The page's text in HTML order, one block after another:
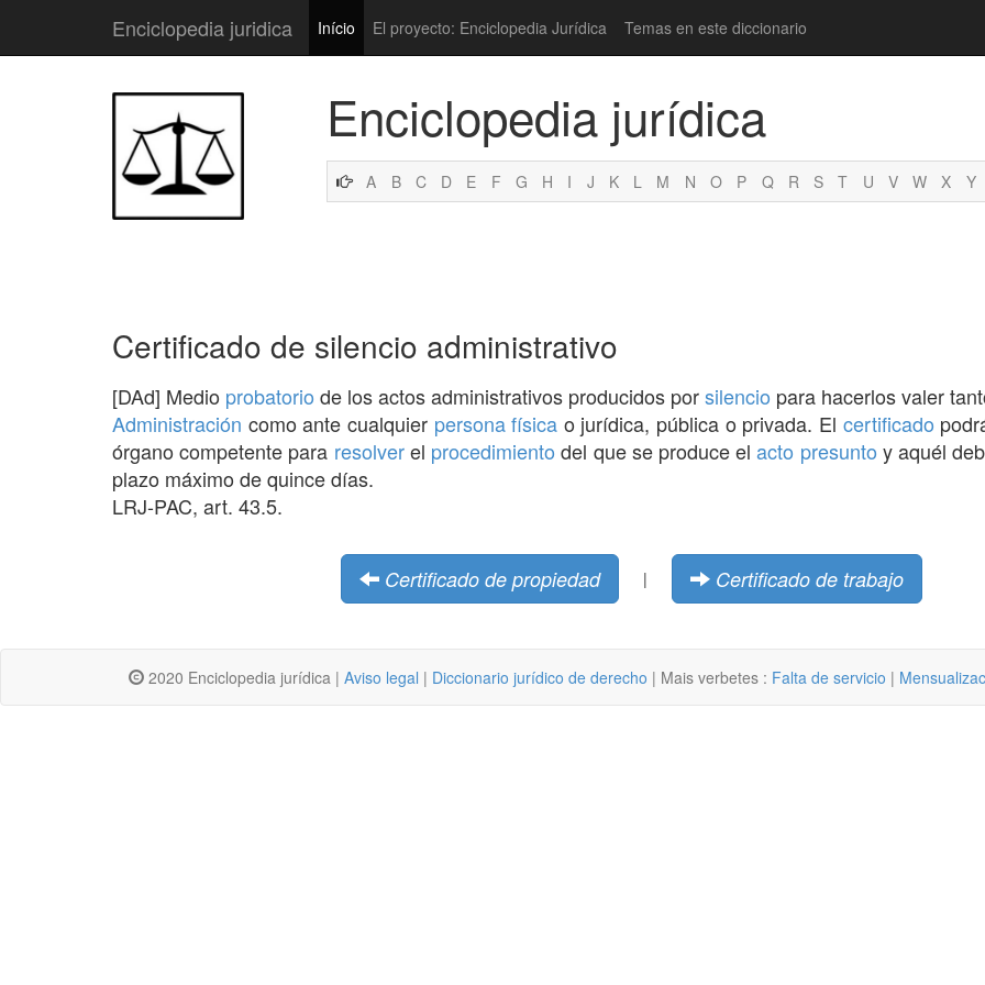
Enciclopedia juridica Início El proyecto: Enciclopedia Jurídica Temas en este diccionario
Enciclopedia jurídica
A B C D E F G H I J K L M N O P Q R S T U V W X Y
Certificado de silencio administrativo
[DAd] Medio probatorio de los actos administrativos producidos porsilencio para hacerlos valer
Administración como ante cualquier persona física o jurídica, pública o privada. El certificado
órgano competente para resolverel procedimiento del que se produce elacto presunto y aquél
plazo máximo de quince días.
LRJ-PAC, art. 43.5.
Certificado de propiedad | Certificado de trabajo
2020 Enciclopedia jurídica | Aviso legal | Diccionario jurídico de derecho | Mais verbetes : Falta de servicio |